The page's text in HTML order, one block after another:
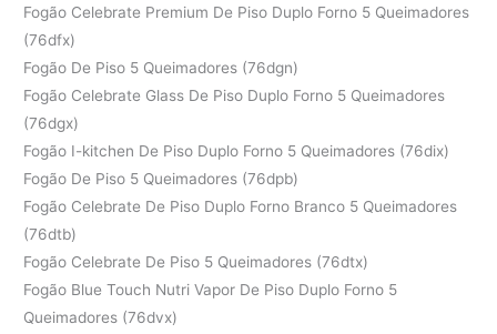
Fogão Celebrate Premium De Piso Duplo Forno 5 Queimadores
(76dfx)
Fogão De Piso 5 Queimadores (76dgn)
Fogão Celebrate Glass De Piso Duplo Forno 5 Queimadores
(76dgx)
Fogão I-kitchen De Piso Duplo Forno 5 Queimadores (76dix)
Fogão De Piso 5 Queimadores (76dpb)
Fogão Celebrate De Piso Duplo Forno Branco 5 Queimadores
(76dtb)
Fogão Celebrate De Piso 5 Queimadores (76dtx)
Fogão Blue Touch Nutri Vapor De Piso Duplo Forno 5
Queimadores (76dvx)